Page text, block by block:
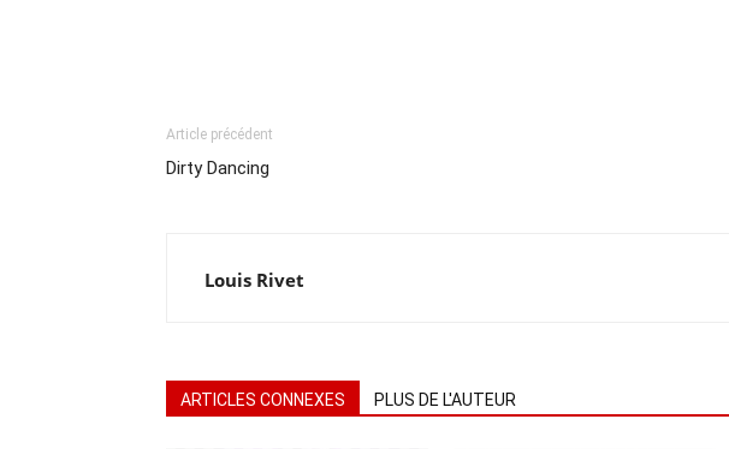
Article précédent
Dirty Dancing
Louis Rivet
ARTICLES CONNEXES PLUS DE L'AUTEUR